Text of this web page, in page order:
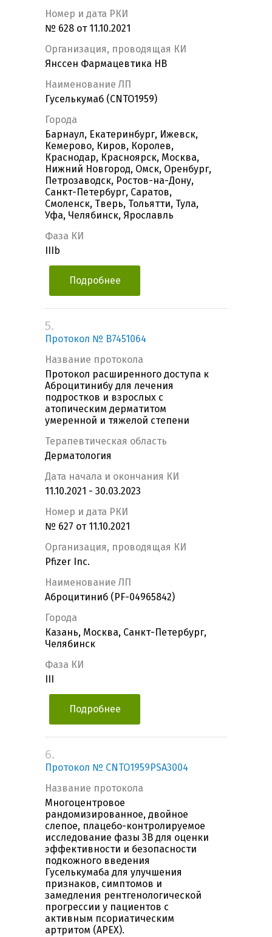
Номер и дата РКИ
№ 628 от 11.10.2021
Организация, проводящая КИ
Янссен Фармацевтика НВ
Наименование ЛП
Гуселькумаб (CNTO1959)
Города
Барнаул, Екатеринбург, Ижевск,
Кемерово, Киров, Королев,
Краснодар, Красноярск, Москва,
Нижний Новгород, Омск, Оренбург,
Петрозаводск, Ростов-на-Дону,
Санкт-Петербург, Саратов,
Смоленск, Тверь, Тольятти, Тула,
Уфа, Челябинск, Ярославль
Фаза КИ
IIIb
Подробнее
5.
Протокол № B7451064
Название протокола
Протокол расширенного доступа к
Аброцитинибу для лечения
подростков и взрослых с
атопическим дерматитом
умеренной и тяжелой степени
Терапевтическая область
Дерматология
Дата начала и окончания КИ
11.10.2021 - 30.03.2023
Номер и дата РКИ
№ 627 от 11.10.2021
Организация, проводящая КИ
Pfizer Inc.
Наименование ЛП
Аброцитиниб (PF-04965842)
Города
Казань, Москва, Санкт-Петербург,
Челябинск
Фаза КИ
Подробнее
6.
Протокол № CNTO1959PSA3004
Название протокола
Многоцентровое
рандомизированное, двойное
слепое, плацебо-контролируемое
исследование фазы 3B для оценки
эффективности и безопасности
подкожного введения
Гуселькумаба для улучшения
признаков, симптомов и
замедления рентгенологической
прогрессии у пациентов с
активным псориатическим
артритом (APEX).